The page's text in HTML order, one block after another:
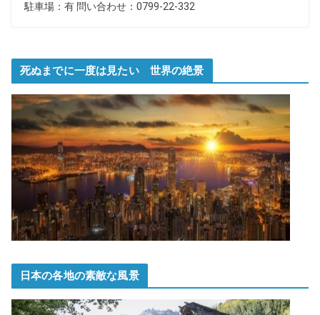
駐車場：有 問い合わせ：0799-22-332
死ぬまでに一度は見たい 世界の絶景
日本の各地の素敵な風景